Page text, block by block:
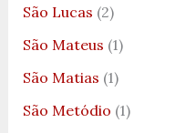
São Lucas (2)
São Mateus (1)
São Matias (1)
São Metódio (1)